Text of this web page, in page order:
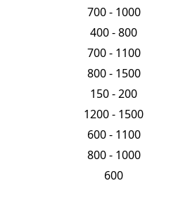
700 - 1000
400 - 800
700 - 1100
800 - 1500
150 - 200
1200 - 1500
600 - 1100
800 - 1000
600